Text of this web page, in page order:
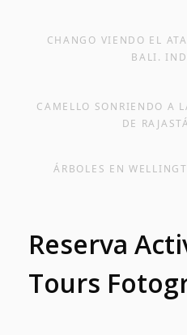
CHANGO VIENDO EL
BALI.
CAMELLO SONRIENDO A
DE
ÁRBOLES EN
Reserva
Tours